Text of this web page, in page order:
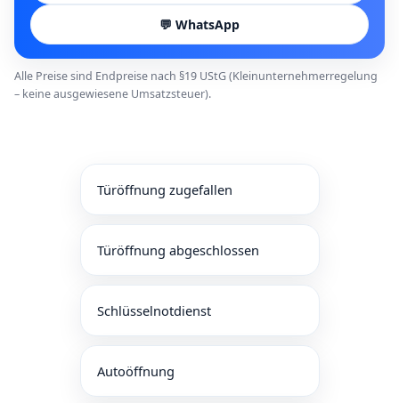
💬 WhatsApp
Alle Preise sind Endpreise nach §19 UStG (Kleinunternehmerregelung
– keine ausgewiesene Umsatzsteuer).
Türöffnung zugefallen
Türöffnung abgeschlossen
Schlüsselnotdienst
Autoöffnung